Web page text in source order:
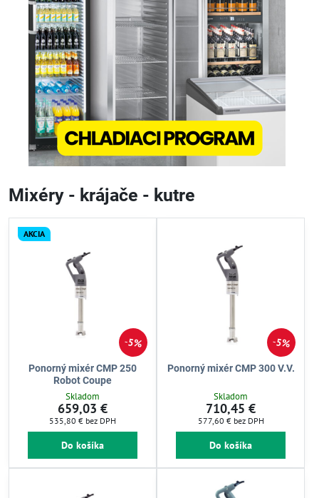
Mixéry - krájače - kutre
5%
AKCIA
Ponorný mixér CMP 250
Robot Coupe
Skladom
659,03 €
535,80 € bez DPH
Do košíka
5%
Ponorný mixér CMP 300 V.V.
Skladom
710,45 €
577,60 € bez DPH
Do košíka